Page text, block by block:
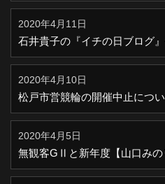
2020年4月11日
石井貴子の『イチの日ブログ
2020年4月10日
松戸市営競輪の開催中止につ
2020年4月5日
無観客GⅡと新年度【山口みの